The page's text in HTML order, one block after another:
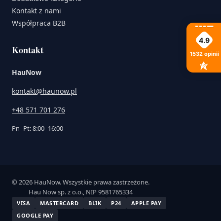
Kontakt z nami
Współpraca B2B
Kontakt
HauNow
kontakt@haunow.pl
+48 571 701 276
Pn–Pt: 8:00–16:00
© 2026 HauNow. Wszystkie prawa zastrzeżone.
Hau Now sp. z o.o., NIP 9581765334
VISA MASTERCARD BLIK P24
APPLE PAY
GOOGLE PAY
4.9
1532 opinii